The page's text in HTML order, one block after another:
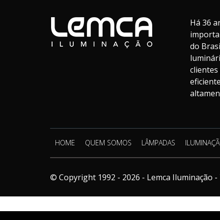
Há 36
do
HOME QUEM SOMOS LÂMPADAS
© Copyright 1992 - 2026 - Lemca Iluminação